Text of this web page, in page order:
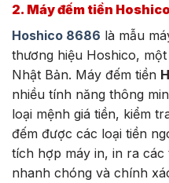
2. Máy đếm tiền
Hoshico 8686 là mẫu
thương hiệu Hoshico,
Nhật Bản. Máy đếm tiền
nhiều tính năng thông
loại mệnh giá tiền, kiểm
đếm được các loại tiền
tích hợp máy in, in ra
nhanh chóng và chính